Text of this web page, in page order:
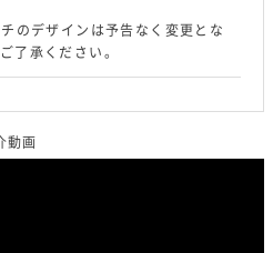
のデザインは予告なく変更とな
了承ください。
動画